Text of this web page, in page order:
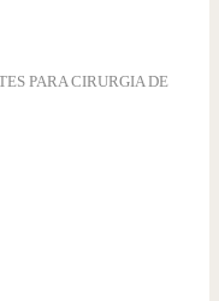
PARA CIRURGIA DE